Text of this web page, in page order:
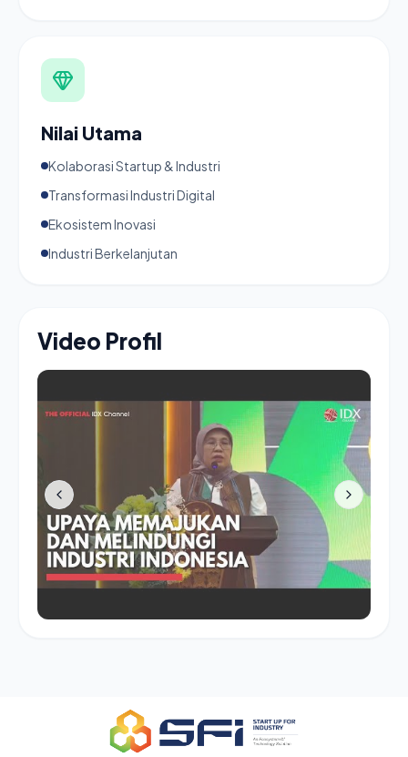
Nilai Utama
Kolaborasi Startup & Industri
Transformasi Industri Digital
Ekosistem Inovasi
Industri Berkelanjutan
Video Profil